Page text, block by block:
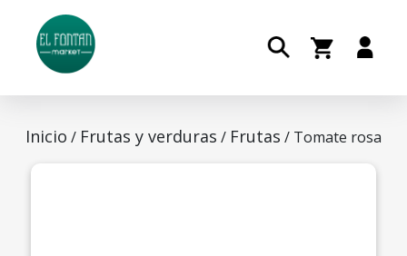
Inicio / Frutas y verduras / Frutas / Tomate rosa